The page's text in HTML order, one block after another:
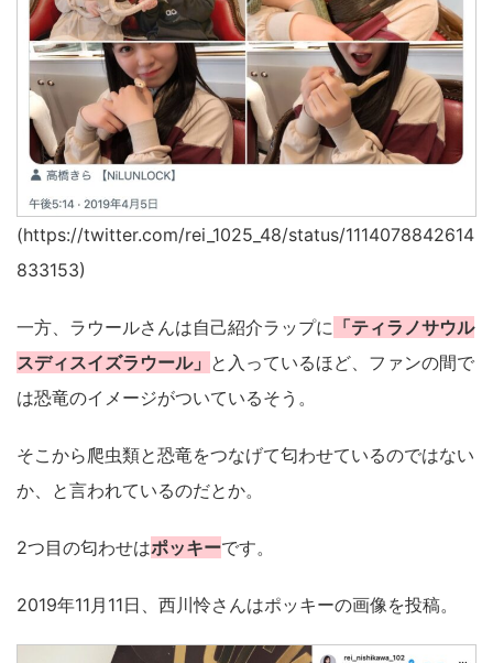
(https://twitter.com/rei_1025_48/status/1114078842614
833153)
一方、ラウールさんは自己紹介ラップに 「ティラノサウル
スディスイズラウール」 と入っているほど、ファンの間で
は恐竜のイメージがついているそう。
そこから爬虫類と恐竜をつなげて匂わせているのではない
か、と言われているのだとか。
2つ目の匂わせはポッキーです。
2019年11月11日、西川怜さんはポッキーの画像を投稿。